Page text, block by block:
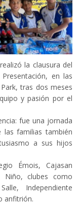
la clausura del
en las
tras dos meses
y pasión por el
fue una jornada
las familias también
a sus hijos
Émois, Cajasan
Niño, clubes como
Independiente
anfitrión.